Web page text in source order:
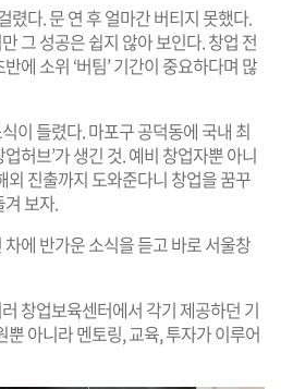
렸다. 문 연 후 얼마간 버티지 못했다.
그 성공은 쉽지 않아 보인다. 창업 전
에 소위 ‘버팀’ 기간이 중요하다며 많
이 들렸다. 마포구 공덕동에 국내 최
허브’가 생긴 것. 예비 창업자뿐 아니
외 진출까지 도와준다니 창업을 꿈꾸
보자.
에 반가운 소식을 듣고 바로 서울창
창업보육센터에서 각기 제공하던 기
아니라 멘토링, 교육, 투자가 이루어